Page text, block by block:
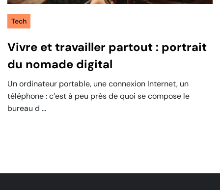
Tech
Vivre et travailler partout : portrait
du nomade digital
Un ordinateur portable, une connexion Internet, un
téléphone : c’est à peu près de quoi se compose le
bureau d ...